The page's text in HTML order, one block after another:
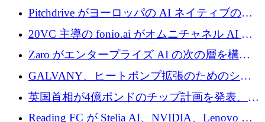
ロを確保
Pitchdrive がヨーロッパの AI ネイティブの創
業者を支援するために 6,000 万ユーロを調達
20VC 主導の fonio.ai がオムニチャネル AI プ
ラットフォームのために 1,700 万ドルを調達
Zaro がエンタープライズ AI の次の層を構築
するために 510 万ドルを獲得
GALVANY、ヒートポンプ拡張のためのシー
ドラウンドで1,000万ユーロを確保
英国首相が4億ポンドのチップ計画を発表、英
国の新興企業は「ここで拡大」し「ここに留
Reading FC が Stelia AI、NVIDIA、Lenovo と